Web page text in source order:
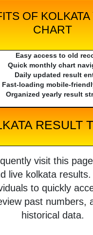
OF KOLKATA
CHART
Easy access to old
Quick monthly chart
Daily updated result
Fast-loading mobile-
Organized yearly result
RESULT
visit this
live kolkata
to quickly
past numbers,
historical data.